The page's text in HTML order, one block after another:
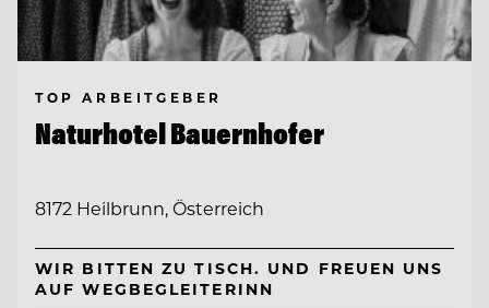
TOP ARBEITGEBER
Naturhotel Bauernhofer
8172 Heilbrunn, Österreich
WIR BITTEN ZU TISCH. UND FREUEN UNS
AUF WEGBEGLEITERINN